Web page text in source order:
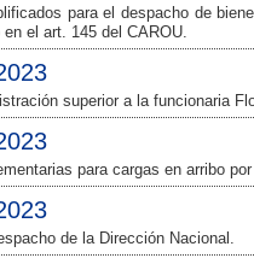
para el despacho de
el art. 145 del CAROU.
superior a la funcionaria
para cargas en arribo
de la Dirección Nacional.